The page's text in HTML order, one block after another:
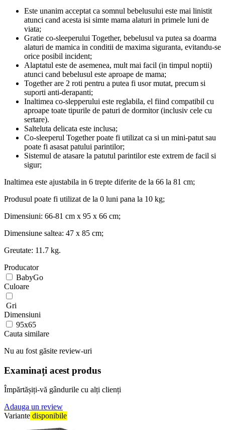
Este unanim acceptat ca somnul bebelusului este mai linistit
atunci cand acesta isi simte mama alaturi in primele luni de
viata;
Gratie co-sleeperului Together, bebelusul va putea sa doarma
alaturi de mamica in conditii de maxima siguranta, evitandu-se
orice posibil incident;
Alaptatul este de asemenea, mult mai facil (in timpul noptii)
atunci cand bebelusul este aproape de mama;
Together are 2 roti pentru a putea fi usor mutat, precum si
suporti anti-derapanti;
Inaltimea co-slepperului este reglabila, el fiind compatibil cu
aproape toate tipurile de paturi de dormitor (inclusiv cele cu
sertare).
Salteluta delicata este inclusa;
Co-sleeperul Together poate fi utilizat ca si un mini-patut sau
poate fi asasat patului parintilor;
Sistemul de atasare la patutul parintilor este extrem de facil si
sigur;
Inaltimea este ajustabila in 6 trepte diferite de la 66 la 81 cm;
Produsul poate fi utilizat de la 0 luni pana la 10 kg;
Dimensiuni: 66-81 cm x 95 x 66 cm;
Dimensiune saltea: 47 x 85 cm;
Greutate: 11.7 kg.
Producator
BabyGo
Culoare
Gri
Dimensiuni
95x65
Cauta similare
Nu au fost găsite review-uri
Examinați acest produs
Împărtășiți-vă gândurile cu alți clienți
Adauga un review
Variante disponibile